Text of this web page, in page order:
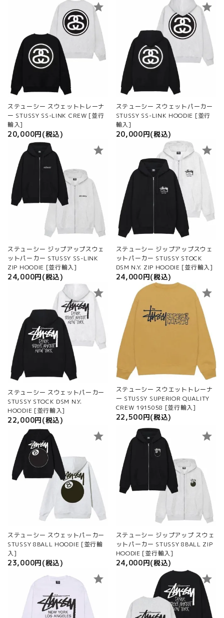
ステューシー スウェットトレーナ
ー STUSSY SS-LINK CREW [並行
輸入]
20,000円(税込)
star
ステューシー スウェットパーカー
STUSSY SS-LINK HOODIE [並行
輸入]
20,000円(税込)
star
ステューシー ジップアップスウェ
ットパーカー STUSSY SS-LINK
ZIP HOODIE [並行輸入]
24,000円(税込)
star
ステューシー ジップアップスウェ
ットパーカー STUSSY STOCK
DSM N.Y. ZIP HOODIE [並行輸入]
24,000円(税込)
star
ステューシー スウェットパーカー
STUSSY STOCK DSM N.Y.
HOODIE [並行輸入]
22,000円(税込)
star
ステューシー スウエットトレーナ
ー STUSSY SUPERIOR QUALITY
CREW 1915058 [並行輸入]
22,500円(税込)
star
ステューシー スウェットパーカー
STUSSY 8BALL HOODIE [並行輸
入]
23,000円(税込)
star
ステューシー ジップアップ スウェ
ットパーカー STUSSY 8BALL ZIP
HOODIE [並行輸入]
24,000円(税込)
star
star star